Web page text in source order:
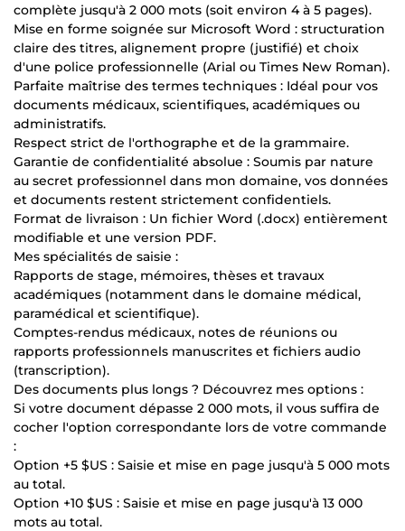
complète jusqu'à 2 000 mots (soit environ 4 à 5 pages).
Mise en forme soignée sur Microsoft Word : structuration
claire des titres, alignement propre (justifié) et choix
d'une police professionnelle (Arial ou Times New Roman).
Parfaite maîtrise des termes techniques : Idéal pour vos
documents médicaux, scientifiques, académiques ou
administratifs.
Respect strict de l'orthographe et de la grammaire.
Garantie de confidentialité absolue : Soumis par nature
au secret professionnel dans mon domaine, vos données
et documents restent strictement confidentiels.
Format de livraison : Un fichier Word (.docx) entièrement
modifiable et une version PDF.
Mes spécialités de saisie :
Rapports de stage, mémoires, thèses et travaux
académiques (notamment dans le domaine médical,
paramédical et scientifique).
Comptes-rendus médicaux, notes de réunions ou
rapports professionnels manuscrites et fichiers audio
(transcription).
Des documents plus longs ? Découvrez mes options :
Si votre document dépasse 2 000 mots, il vous suffira de
cocher l'option correspondante lors de votre commande
:
Option +5 $US : Saisie et mise en page jusqu'à 5 000 mots
au total.
Option +10 $US : Saisie et mise en page jusqu'à 13 000
mots au total.